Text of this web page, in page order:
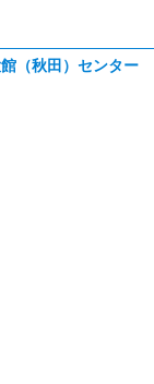
（秋田）センター